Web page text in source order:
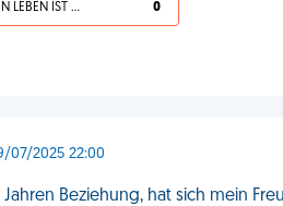
ICH STIMME ZU, DEIN LEBEN IST SCHEISSE 0
07/2025 22:00
Beziehung, hat sich mein